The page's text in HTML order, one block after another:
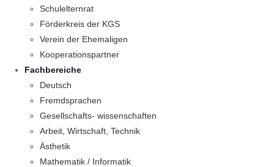
Schulelternrat
Förderkreis der KGS
Verein der Ehemaligen
Kooperationspartner
Fachbereiche
Deutsch
Fremdsprachen
Gesellschafts- wissenschaften
Arbeit, Wirtschaft, Technik
Ästhetik
Mathematik / Informatik